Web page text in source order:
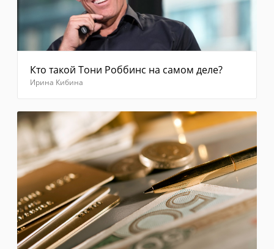
выберите
"Отправить
код
повторно"
код из
смс
Отправить
Кто такой Тони Роббинс на самом деле?
Ирина Кибина